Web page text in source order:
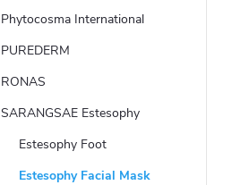
Phytocosma International
PUREDERM
RONAS
SARANGSAE Estesophy
Estesophy Foot
Estesophy Facial Mask